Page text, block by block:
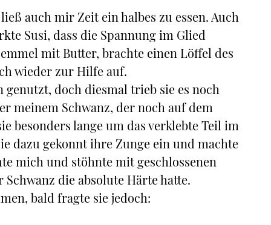
auch mir Zeit ein halbes zu essen. Auch
Susi, dass die Spannung im Glied
mit Butter, brachte einen Löffel des
wieder zur Hilfe auf.
doch diesmal trieb sie es noch
meinem Schwanz, der noch auf dem
besonders lange um das verklebte Teil im
dazu gekonnt ihre Zunge ein und machte
mich und stöhnte mit geschlossenen
die absolute Härte hatte.
bald fragte sie jedoch: